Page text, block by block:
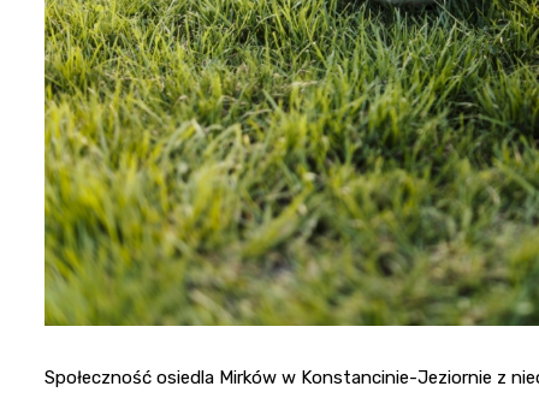
Społeczność osiedla Mirków w Konstancinie-Jeziornie z